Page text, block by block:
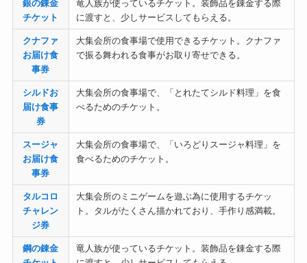
銀の錬金
チケット
竜人族が使っているチケット。装飾品を錬金する際
に渡すと、少しサービスしてもらえる。
クナファ
お届け食
事券
大集会所の食事場で使用できるチケット。クナファ
で振る舞われる食事がお取り寄せできる。
シルドお
届け食事
券
大集会所の食事場で、「とれたてシルド料理」を食
べるためのチケット。
スージャ
お届け食
事券
大集会所の食事場で、「いろどりスージャ料理」を
食べるためのチケット。
タルコロ
チャレン
ジ券
大集会所のミニゲームを遊ぶ為に使用するチケッ
ト。タルがたくさん描かれており、手作り感満載。
鋼の錬金
竜人族が使っているチケット。装飾品を錬金する際